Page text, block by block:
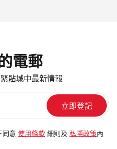
電郵
貼城中最新情報
同意 使用條款 細則及 私隱政策 內